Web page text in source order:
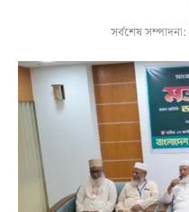
সর্বশেষ সম্পাদনা: